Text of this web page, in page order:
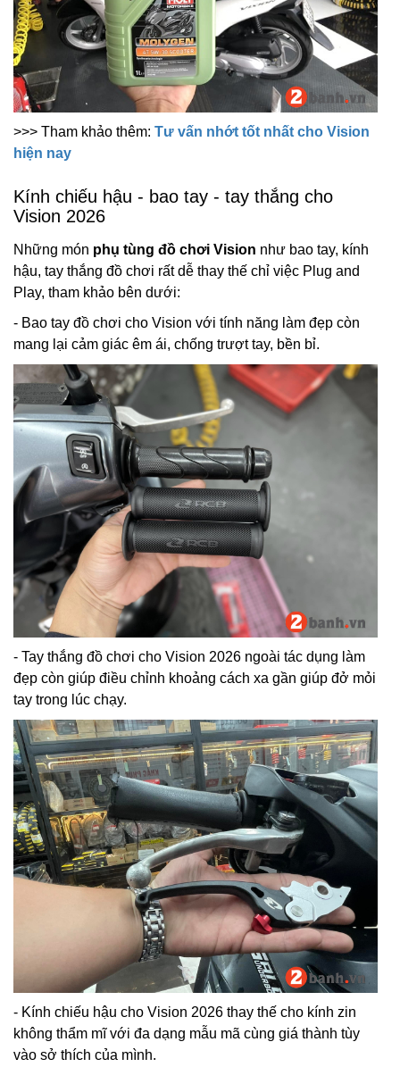
>>> Tham khảo thêm: Tư vấn nhớt tốt nhất cho Vision
hiện nay
Kính chiếu hậu - bao tay - tay thắng cho
Vision 2026
Những món phụ tùng đồ chơi Vision như bao tay, kính
hậu, tay thắng đồ chơi rất dễ thay thế chỉ việc Plug and
Play, tham khảo bên dưới:
- Bao tay đồ chơi cho Vision với tính năng làm đẹp còn
mang lại cảm giác êm ái, chống trượt tay, bền bỉ.
- Tay thắng đồ chơi cho Vision 2026 ngoài tác dụng làm
đẹp còn giúp điều chỉnh khoảng cách xa gần giúp đở mỏi
tay trong lúc chạy.
- Kính chiếu hậu cho Vision 2026 thay thế cho kính zin
không thẩm mĩ với đa dạng mẫu mã cùng giá thành tùy
vào sở thích của mình.